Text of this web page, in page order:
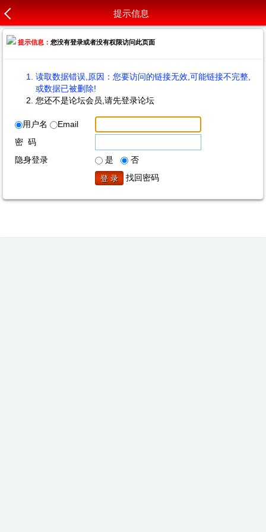
提示信息
提示信息：您没有登录或者没有权限访问此页面
读取数据错误,原因：您要访问的链接无效,可能链接不完整,
或数据已被删除!
您还不是论坛会员,请先登录论坛
用户名
Email
密 码
隐身登录
是
否
找回密码